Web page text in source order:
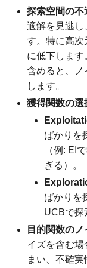
探索空間の不
適解を見逃し
す。特に高次
に低下しま
含めると、ノ
します。
獲得関数の選
ばかりを
（例: EI
ぎる）。
ばかりを
UCBで探
目的関数の
イズを含む場
まい、不確